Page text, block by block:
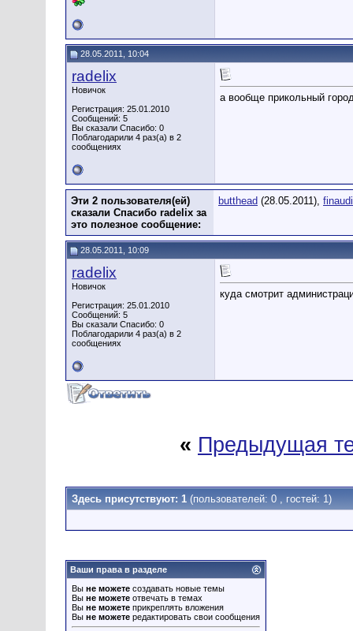
28.05.2011, 10:04
radelix
Новичок
Регистрация: 25.01.2010
Сообщений: 5
Вы сказали Спасибо: 0
Поблагодарили 4 раз(а) в 2
сообщениях
а вообще прикольный
Эти 2 пользователя(ей)
сказали Спасибо radelix за
это полезное сообщение:
butthead (28.05.2011),
28.05.2011, 10:09
radelix
Новичок
Регистрация: 25.01.2010
Сообщений: 5
Вы сказали Спасибо: 0
Поблагодарили 4 раз(а) в 2
сообщениях
куда смотрит
« Предыдущая
Здесь присутствуют: 1 (пользователей: 0 , гостей: 1)
Ваши права в разделе
Вы не можете создавать новые темы
Вы не можете отвечать в темах
Вы не можете прикреплять вложения
Вы не можете редактировать свои сообщения